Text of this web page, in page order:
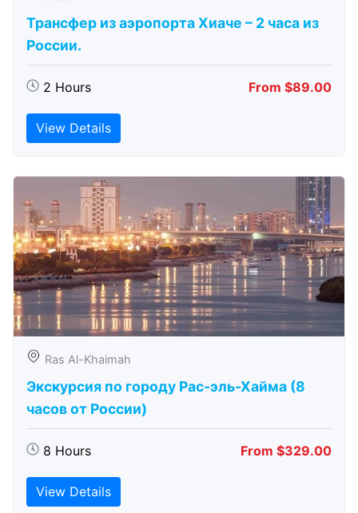
Трансфер из аэропорта Хиаче – 2 часа из
России.
2 Hours From $89.00
View Details
Ras Al-Khaimah
Экскурсия по городу Рас-эль-Хайма (8
часов от России)
8 Hours From $329.00
View Details